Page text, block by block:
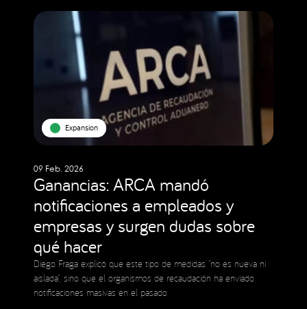
Expansion
09 Feb. 2026
Ganancias: ARCA mandó
notificaciones a empleados y
empresas y surgen dudas sobre
qué hacer
Diego Fraga explicó que este tipo de medidas “no es nueva ni
aislada”, sino que el organismos de recaudación ha enviado
notificaciones masivas en el pasado